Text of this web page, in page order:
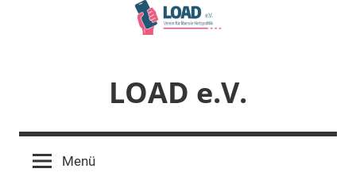
LOAD e.V.
liberale
Menü